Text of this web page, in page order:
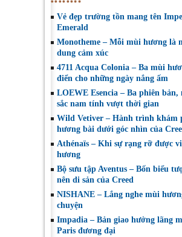
Vẻ đẹp trường tồn mang tên
Emerald
Monotheme – Mỗi mùi hương là
dung cảm xúc
4711 Acqua Colonia – Ba mùi
điển cho những ngày nắng ấm
LOEWE Esencia – Ba phiên bản,
sắc nam tính vượt thời gian
Wild Vetiver – Hành trình khám
hương bài dưới góc nhìn của
Athénaïs – Khi sự rạng rỡ được
hương
Bộ sưu tập Aventus – Bốn biểu
nên di sản của Creed
NISHANE – Lắng nghe mùi
chuyện
Impadia – Bản giao hưởng lãng
Paris đương đại